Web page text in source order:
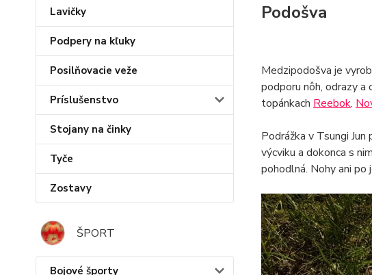
Lavičky
Podpery na kľuky
Posilňovacie veže
Príslušenstvo
Stojany na činky
Tyče
Zostavy
ŠPORT
Bojové športy
Podošva
Medzipodošva je
podporu nôh, odrazy
topánkach Reebok.
Podrážka v Tsungi
výcviku a dokonca s
pohodlná. Nohy ani po